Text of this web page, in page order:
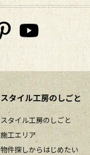
スタイル工房のしごと
スタイル工房のしごと
施工エリア
物件探しからはじめたい